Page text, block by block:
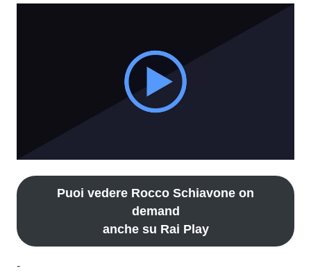
Puoi vedere Rocco Schiavone on
demand
anche su Rai Play
-